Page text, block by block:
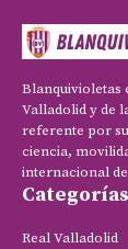
Blanquivioletas
Valladolid y de
referente por
ciencia,
internacional
Categorías
Real Valladolid